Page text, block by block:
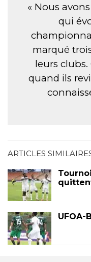
« Nous
qui
marqué
leurs clubs.
quand ils
ARTICLES
UFOA-